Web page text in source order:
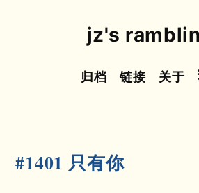
jz's
归档 链接 关于
#1401 只有你